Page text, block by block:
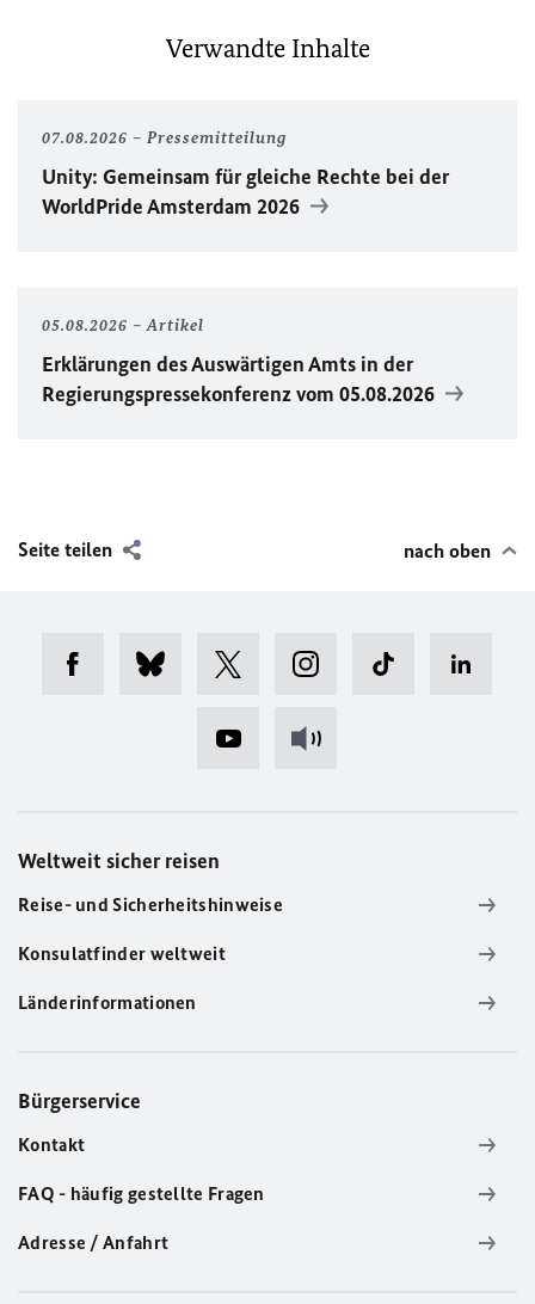
Verwandte Inhalte
07.08.2026 Pressemitteilung
Unity: Gemeinsam für gleiche Rechte bei der
WorldPrideAmsterdam 2026
05.08.2026 Artikel
Erklärungen des Auswärtigen Amts in der
Regierungspressekonferenz vom 05.08.2026
Seite teilen nach oben
Weltweit sicher reisen
Reise- und Sicherheitshinweise
Konsulatfinder weltweit
Länderinformationen
Bürgerservice
Kontakt
FAQ - häufig gestellte Fragen
Adresse / Anfahrt